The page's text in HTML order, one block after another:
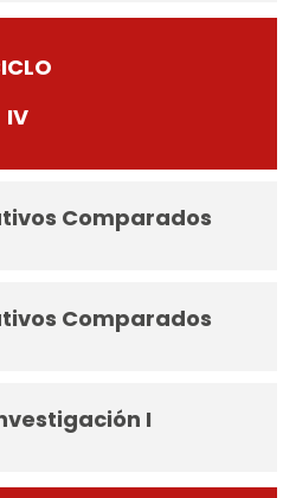
IV
Comparados
Comparados
I